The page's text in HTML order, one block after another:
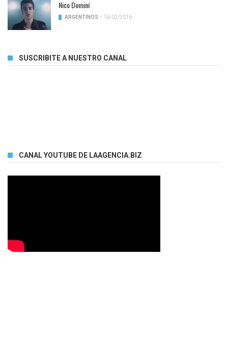
Nico Dominí
ARGENTINOS / 16/02/2016
SUSCRIBITE A NUESTRO CANAL
CANAL YOUTUBE DE LAAGENCIA.BIZ